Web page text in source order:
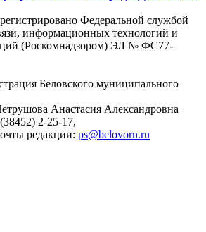
Федеральной службой
информационных технологий и
(Роскомнадзором) ЭЛ № ФС77-
Беловского муниципального
Анастасия Александровна
2-25-17,
редакции: ps@belovorn.ru